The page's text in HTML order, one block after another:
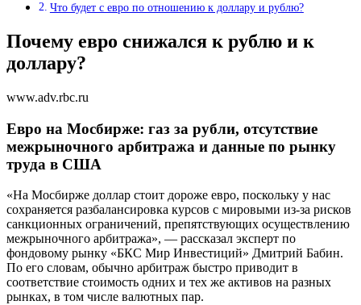
Что будет с евро по отношению к доллару и рублю?
Почему евро снижался к рублю и к
доллару?
www.adv.rbc.ru
Евро на Мосбирже: газ за рубли, отсутствие
межрыночного арбитража и данные по рынку
труда в США
«На Мосбирже доллар стоит дороже евро, поскольку у нас
сохраняется разбалансировка курсов с мировыми из-за рисков
санкционных ограничений, препятствующих осуществлению
межрыночного арбитража», — рассказал эксперт по
фондовому рынку «БКС Мир Инвестиций» Дмитрий Бабин.
По его словам, обычно арбитраж быстро приводит в
соответствие стоимость одних и тех же активов на разных
рынках, в том числе валютных пар.